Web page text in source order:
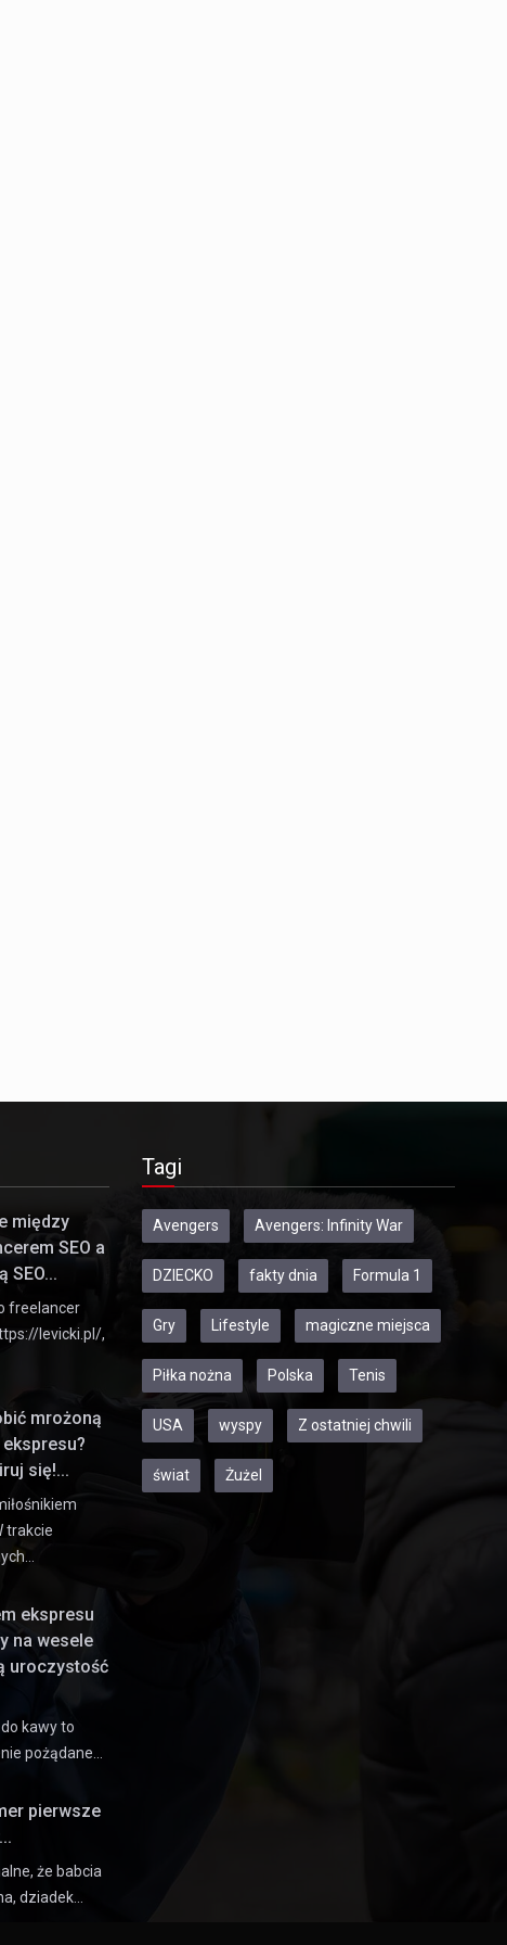
między
SEO a
SEO...
freelancer
levicki.pl/,
mrożoną
się!...
trakcie
ekspresu
na wesele
uroczystość
kawy to
pożądane…
pierwsze
że babcia
dziadek…
Tagi
Avengers Avengers: Infinity War
DZIECKO fakty dnia Formula 1
Gry Lifestyle magiczne miejsca
Piłka nożna Polska Tenis
USA wyspy Z ostatniej chwili
świat Żużel